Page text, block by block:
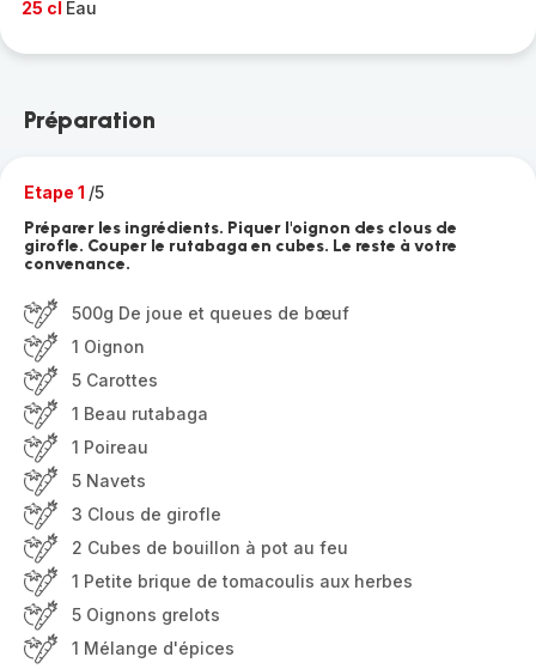
25 cl Eau
Préparation
Etape 1 /5
Préparer les ingrédients. Piquer l'oignon des clous de
girofle. Couper le rutabaga en cubes. Le reste à votre
convenance.
500g De joue et queues de bœuf
1 Oignon
5 Carottes
1 Beau rutabaga
1 Poireau
5 Navets
3 Clous de girofle
2 Cubes de bouillon à pot au feu
1 Petite brique de tomacoulis aux herbes
5 Oignons grelots
1 Mélange d'épices